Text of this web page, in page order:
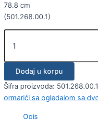
78.8 cm
(501.268.00.1)
Dodaj u korpu
Šifra proizvoda: 501.268.00.1
ormarići sa ogledalom sa
Opis